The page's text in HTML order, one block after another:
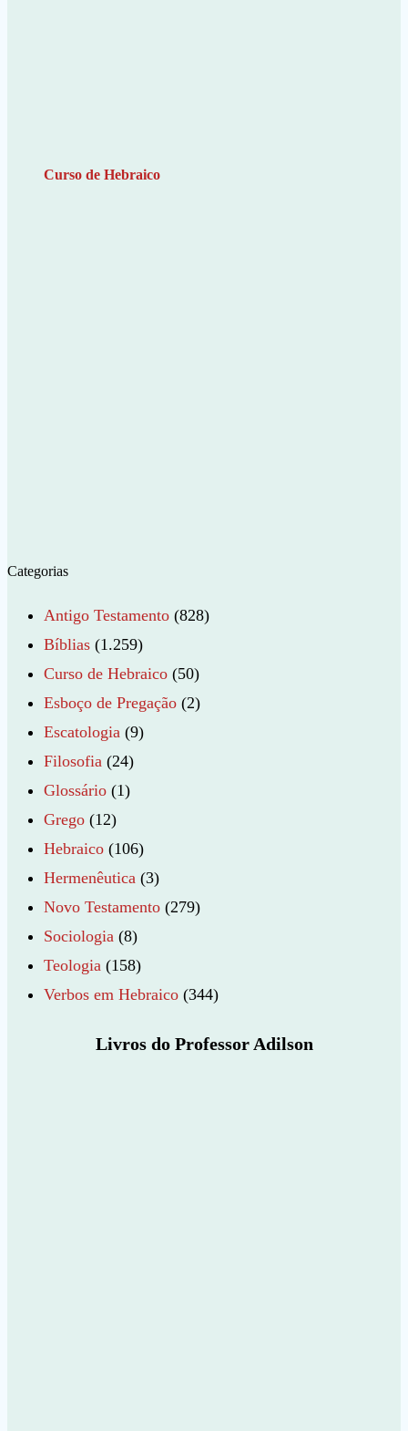
Curso de Hebraico
Categorias
Antigo Testamento (828)
Bíblias (1.259)
Curso de Hebraico (50)
Esboço de Pregação (2)
Escatologia (9)
Filosofia (24)
Glossário (1)
Grego (12)
Hebraico (106)
Hermenêutica (3)
Novo Testamento (279)
Sociologia (8)
Teologia (158)
Verbos em Hebraico (344)
Livros do Professor Adilson